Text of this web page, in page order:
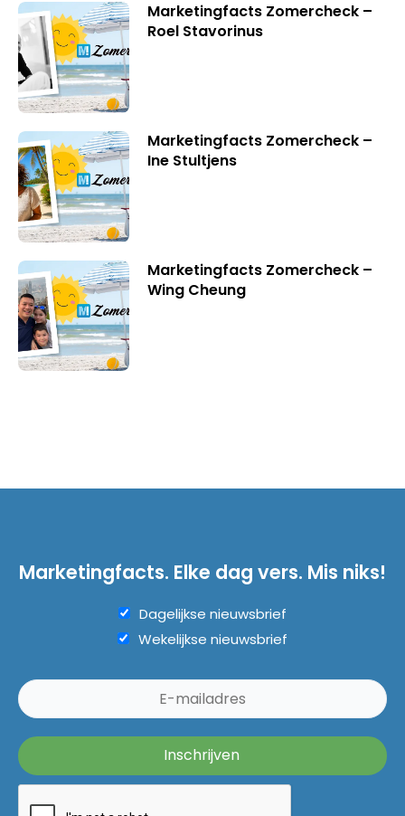
Marketingfacts Zomercheck –
Roel Stavorinus
Marketingfacts Zomercheck –
Ine Stultjens
Marketingfacts Zomercheck –
Wing Cheung
Marketingfacts. Elke dag vers. Mis niks!
Dagelijkse nieuwsbrief
Wekelijkse nieuwsbrief